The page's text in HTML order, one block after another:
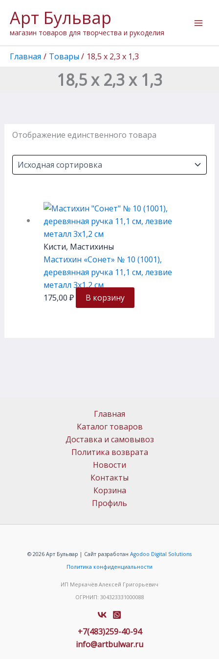
содержимому
Арт Бульвар
магазин товаров для творчества и рукоделия
Главная Товары 18,5 х 2,3 х 1,3
18,5 х 2,3 х 1,3
Отображение единственного товара
Кисти, Мастихины
Мастихин «Сонет» № 10 (1001),
деревянная ручка 11,1 см, лезвие
металл 3х1,2 см
175,00 ₽ В корзину
Главная
Каталог товаров
Доставка и самовывоз
Политика возврата
Новости
Контакты
Корзина
Профиль
© 2026 Арт Бульвар | Сайт разработан Agodoo Digital Solutions
Политика конфиденциальности
ИП Меркачёв Алексей Григорьевич
ОГРНИП: 304323331000088
+7(483)259-40-94
info@artbulwar.ru